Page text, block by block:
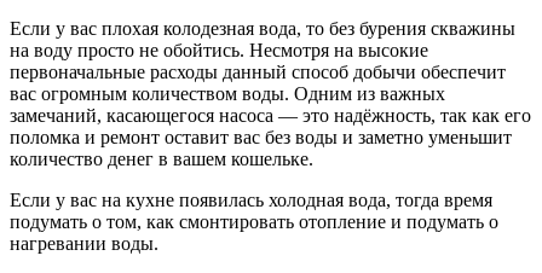
Если у вас плохая колодезная вода, то без бурения скважины
на воду просто не обойтись. Несмотря на высокие
первоначальные расходы данный способ добычи обеспечит
вас огромным количеством воды. Одним из важных
замечаний, касающегося насоса — это надёжность, так как его
поломка и ремонт оставит вас без воды и заметно уменьшит
количество денег в вашем кошельке.
Если у вас на кухне появилась холодная вода, тогда время
подумать о том, как смонтировать отопление и подумать о
нагревании воды.